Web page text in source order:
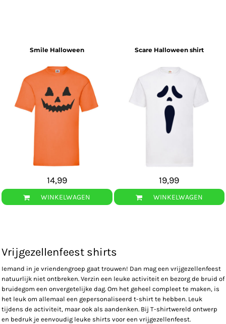
Smile Halloween
14,99
WINKELWAGEN
Scare Halloween shirt
19,99
WINKELWAGEN
Vrijgezellenfeest shirts
Iemand in je vriendengroep gaat trouwen! Dan mag een vrijgezellenfeest
natuurlijk niet ontbreken. Verzin een leuke activiteit en bezorg de bruid of
bruidegom een onvergetelijke dag. Om het geheel compleet te maken, is
het leuk om allemaal een gepersonaliseerd t-shirt te hebben. Leuk
tijdens de activiteit, maar ook als aandenken. Bij T-shirtwereld ontwerp
en bedruk je eenvoudig leuke shirts voor een vrijgezellenfeest.